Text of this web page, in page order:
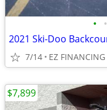
• •
7/14 EZ FINANCING
$7,899